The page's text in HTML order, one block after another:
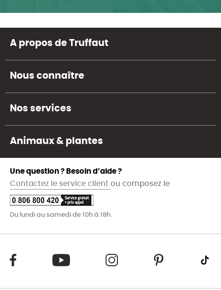
A propos de Truffaut
Nous connaître
Nos services
Animaux & plantes
Une question ? Besoin d’aide ?
Contactez le service client ou composez le
Du lundi au samedi de 10h à 18h.